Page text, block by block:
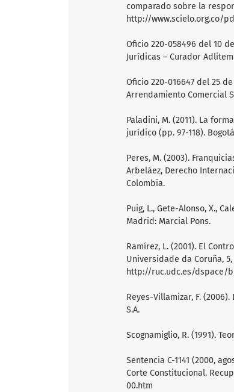
comparado sobre la
http://www.scielo.org.co/
Oficio 220-058496 del 10
Jurídicas – Curador
Oficio 220-016647 del 25
Arrendamiento Comercial
Paladini, M. (2011). La
jurídico (pp. 97-118).
Peres, M. (2003).
Arbeláez, Derecho
Colombia.
Puig, L., Gete-Alonso, X.,
Madrid: Marcial Pons.
Ramírez, L. (2001). El
Universidade da Coruña,
http://ruc.udc.es/dspace/
Reyes-Villamizar, F.
S.A.
Scognamiglio, R. (1991).
Sentencia C-1141 (2000,
Corte Constitucional.
00.htm